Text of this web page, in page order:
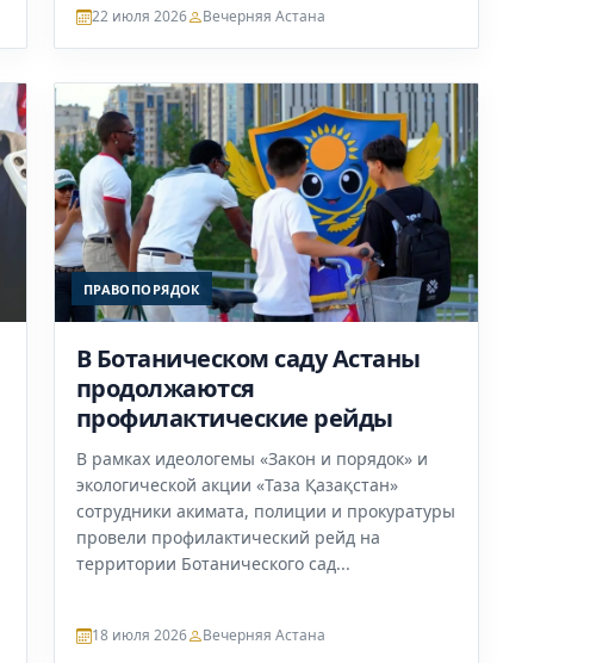
22 июля 2026 Вечерняя Астана
ПРАВОПОРЯДОК
В Ботаническом саду Астаны
продолжаются
профилактические рейды
В рамках идеологемы «Закон и порядок» и
экологической акции «Таза Қазақстан»
сотрудники акимата, полиции и прокуратуры
провели профилактический рейд на
территории Ботанического сад...
18 июля 2026 Вечерняя Астана